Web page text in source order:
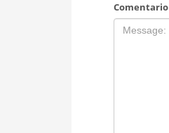
Comentario